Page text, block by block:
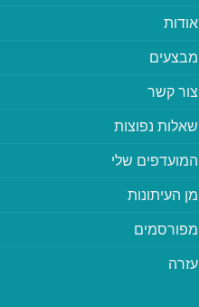
אודות
מבצעים
צור קשר
שאלות נפוצות
המועדפים שלי
מן העיתונות
מפורסמים
עזרה